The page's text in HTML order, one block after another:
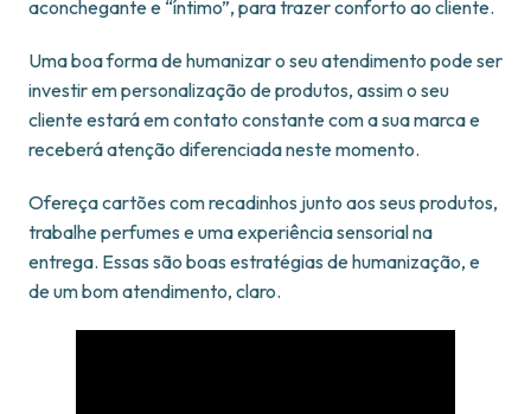
aconchegante e “íntimo”, para trazer conforto ao cliente.
Uma boa forma de humanizar o seu atendimento pode ser
investir em personalização de produtos, assim o seu
cliente estará em contato constante com a sua marca e
receberá atenção diferenciada neste momento.
Ofereça cartões com recadinhos junto aos seus produtos,
trabalhe perfumes e uma experiência sensorial na
entrega. Essas são boas estratégias de humanização, e
de um bom atendimento, claro.